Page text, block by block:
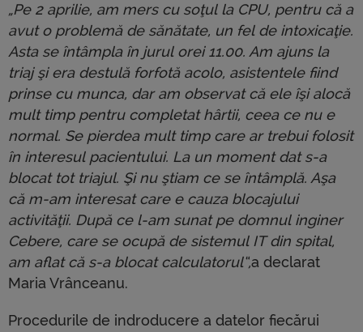
„Pe 2 aprilie, am mers cu soţul la CPU, pentru că a
avut o problemă de sănătate, un fel de intoxicaţie.
Asta se întâmpla în jurul orei 11.00. Am ajuns la
triaj şi era destulă forfotă acolo, asistentele fiind
prinse cu munca, dar am observat că ele îşi alocă
mult timp pentru completat hârtii, ceea ce nu e
normal. Se pierdea mult timp care ar trebui folosit
în interesul pacientului. La un moment dat s-a
blocat tot triajul. Şi nu ştiam ce se întâmplă. Aşa
că m-am interesat care e cauza blocajului
activităţii. După ce l-am sunat pe domnul inginer
Cebere, care se ocupă de sistemul IT din spital,
am aflat că s-a blocat calculatorul“,a declarat
Maria Vrânceanu.
Procedurile de indroducere a datelor fiecărui